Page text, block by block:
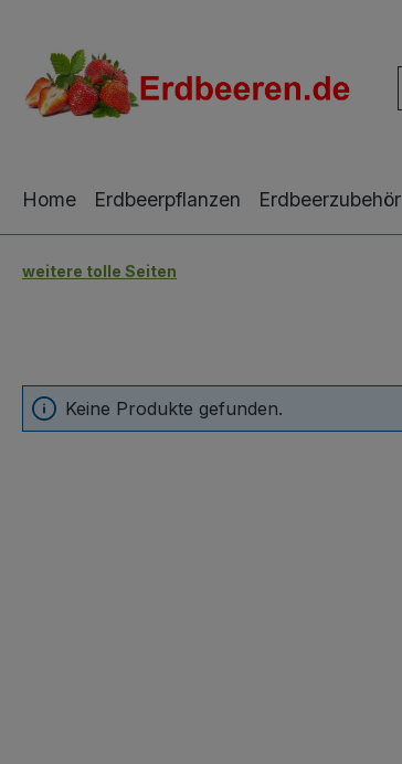
Home Erdbeerpflanzen Erdbeerzubehör
weitere tolle Seiten
Keine Produkte gefunden.